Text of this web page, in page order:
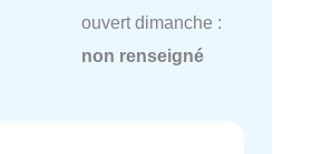
ouvert dimanche :
non renseigné